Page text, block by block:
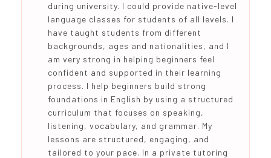
during university. I could provide native-level
language classes for students of all levels. I
have taught students from different
backgrounds, ages and nationalities, and I
am very strong in helping beginners feel
confident and supported in their learning
process. I help beginners build strong
foundations in English by using a structured
curriculum that focuses on speaking,
listening, vocabulary, and grammar. My
lessons are structured, engaging, and
tailored to your pace. In a private tutoring